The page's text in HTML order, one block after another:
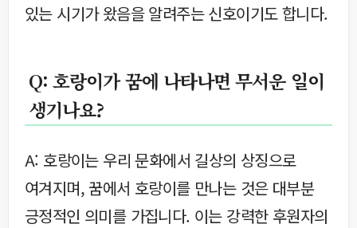
있는 시기가 왔음을 알려주는 신호이기도 합니다.
Q: 호랑이가 꿈에 나타나면 무서운 일이
생기나요?
A: 호랑이는 우리 문화에서 길상의 상징으로
여겨지며, 꿈에서 호랑이를 만나는 것은 대부분
긍정적인 의미를 가집니다. 이는 강력한 후원자의